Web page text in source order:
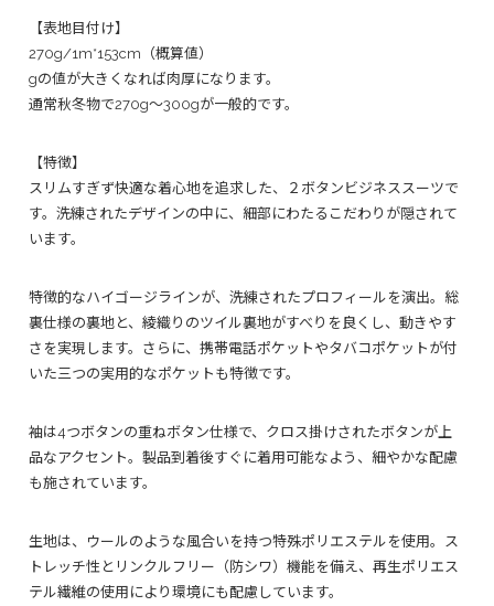
【表地目付け】
270g/1m*153cm（概算値）
gの値が大きくなれば肉厚になります。
通常秋冬物で270g～300gが一般的です。
【特徴】
スリムすぎず快適な着心地を追求した、２ボタンビジネススーツで
す。洗練されたデザインの中に、細部にわたるこだわりが隠されて
います。
特徴的なハイゴージラインが、洗練されたプロフィールを演出。総
裏仕様の裏地と、綾織りのツイル裏地がすべりを良くし、動きやす
さを実現します。さらに、携帯電話ポケットやタバコポケットが付
いた三つの実用的なポケットも特徴です。
袖は4つボタンの重ねボタン仕様で、クロス掛けされたボタンが上
品なアクセント。製品到着後すぐに着用可能なよう、細やかな配慮
も施されています。
生地は、ウールのような風合いを持つ特殊ポリエステルを使用。ス
トレッチ性とリンクルフリー（防シワ）機能を備え、再生ポリエス
テル繊維の使用により環境にも配慮しています。